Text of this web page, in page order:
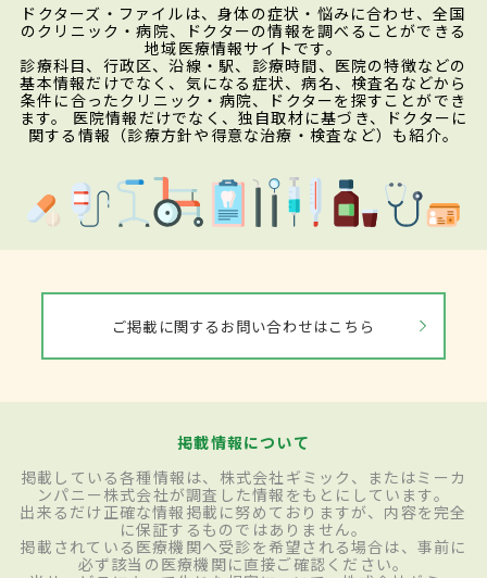
ドクターズ・ファイルは、身体の症状・悩みに合わせ、全国
のクリニック・病院、ドクターの情報を調べることができる
地域医療情報サイトです。
診療科目、行政区、沿線・駅、診療時間、医院の特徴などの
基本情報だけでなく、気になる症状、病名、検査名などから
条件に合ったクリニック・病院、ドクターを探すことができ
ます。 医院情報だけでなく、独自取材に基づき、ドクターに
関する情報（診療方針や得意な治療・検査など）も紹介。
ご掲載に関するお問い合わせはこちら
掲載情報について
掲載している各種情報は、株式会社ギミック、またはミーカ
ンパニー株式会社が調査した情報をもとにしています。
出来るだけ正確な情報掲載に努めておりますが、内容を完全
に保証するものではありません。
掲載されている医療機関へ受診を希望される場合は、事前に
必ず該当の医療機関に直接ご確認ください。